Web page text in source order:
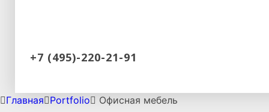
+7 (495)-220-21-91
Главная Portfolio Офисная мебель